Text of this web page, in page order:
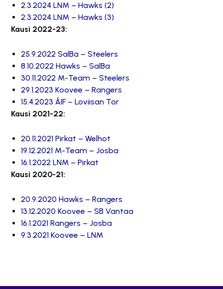
2.3.2024 LNM – Hawks (2)
2.3.2024 LNM – Hawks (3)
Kausi 2022-23:
25.9.2022 SalBa – Steelers
8.10.2022 Hawks – SalBa
30.11.2022 M-Team – Steelers
29.1.2023 Koovee – Rangers
15.4.2023 ÅIF – Loviisan Tor
Kausi 2021-22:
20.11.2021 Pirkat – Welhot
19.12.2021 M-Team – Josba
16.1.2022 LNM – Pirkat
Kausi 2020-21:
20.9.2020 Hawks – Rangers
13.12.2020 Koovee – SB Vantaa
16.1.2021 Rangers – Josba
9.3.2021 Koovee – LNM